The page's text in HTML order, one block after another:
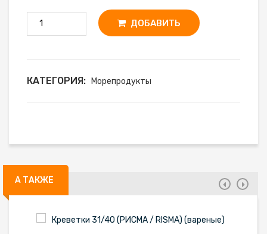
ДОБАВИТЬ
КАТЕГОРИЯ: Морепродукты
А ТАКЖЕ